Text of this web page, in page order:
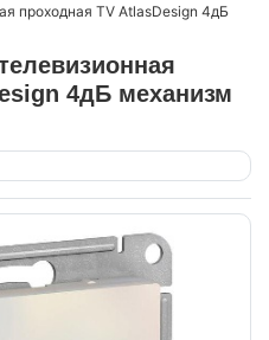
проходная TV AtlasDesign 4дБ
4дБ механизм